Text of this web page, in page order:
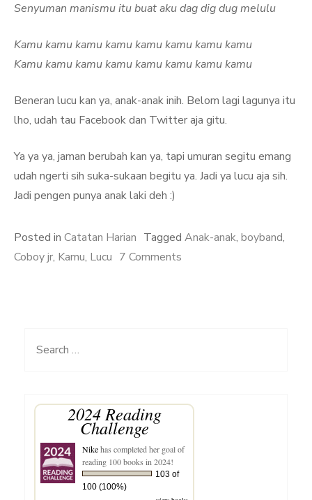
Senyuman manismu itu buat aku dag dig dug melulu
Kamu kamu kamu kamu kamu kamu kamu kamu
Kamu kamu kamu kamu kamu kamu kamu kamu
Beneran lucu kan ya, anak-anak inih. Belom lagi lagunya itu
lho, udah tau Facebook dan Twitter aja gitu.
Ya ya ya, jaman berubah kan ya, tapi umuran segitu emang
udah ngerti sih suka-sukaan begitu ya. Jadi ya lucu aja sih.
Jadi pengen punya anak laki deh :)
Posted in Catatan Harian Tagged Anak-anak, boyband,
Coboy jr, Kamu, Lucu 7 Comments
Search
2024 Reading
Challenge
Nikehas completed her goal of
reading 100 books in 2024!
103 of
100 (100%)